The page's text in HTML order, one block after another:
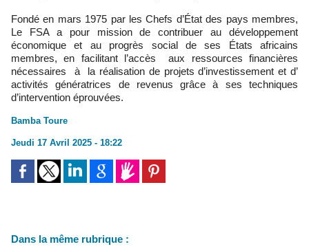
Fondé en mars 1975 par les Chefs d’État des pays membres,
Le FSA a pour mission de contribuer au développement
économique et au progrès social de ses États africains
membres, en facilitant l’accès aux ressources financières
nécessaires à la réalisation de projets d’investissement et d’
activités génératrices de revenus grâce à ses techniques
d’intervention éprouvées.
Bamba Toure
Jeudi 17 Avril 2025 - 18:22
Dans la même rubrique :